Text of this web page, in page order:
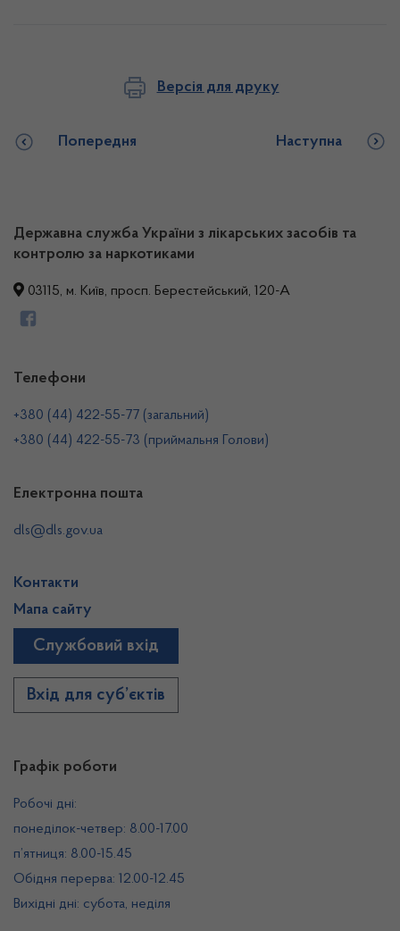
Версія для друку
Попередня Наступна
Державна служба України з лікарських засобів та
контролю за наркотиками
03115, м. Київ, просп. Берестейський, 120-А
Графік роботи
Робочі дні:
понеділок-четвер: 8.00-17.00
п’ятниця: 8.00-15.45
Обідня перерва: 12.00-12.45
Вихідні дні: субота, неділя
Телефони
+380 (44) 422-55-77 (загальний)
+380 (44) 422-55-73 (приймальня Голови)
Електронна пошта
dls@dls.gov.ua
Контакти
Мапа сайту
Службовий вхід
Вхід для суб’єктів